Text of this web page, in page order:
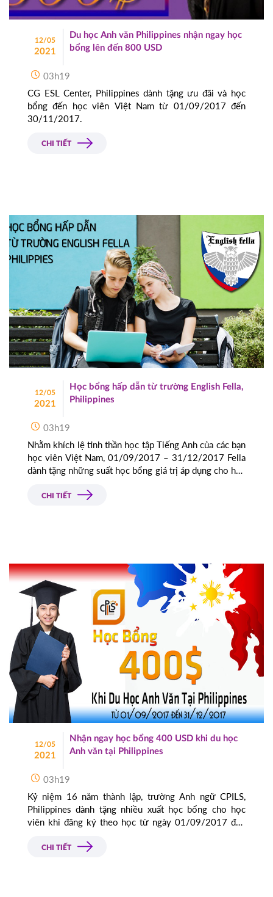
12/05
2021
Du học Anh văn Philippines nhận ngay học
bổng lên đến 800 USD
03h19
CG ESL Center, Philippines dành tặng ưu đãi và học
bổng đến học viên Việt Nam từ 01/09/2017 đến
30/11/2017.
CHI TIẾT
12/05
2021
Học bổng hấp dẫn từ trường English Fella,
Philippines
03h19
Nhằm khích lệ tinh thần học tập Tiếng Anh của các bạn
học viên Việt Nam, 01/09/2017 – 31/12/2017 Fella
dành tặng những suất học bổng giá trị áp dụng cho học
CHI TIẾT
12/05
2021
Nhận ngay học bổng 400 USD khi du học
Anh văn tại Philippines
03h19
Kỷ niệm 16 năm thành lập, trường Anh ngữ CPILS,
Philippines dành tặng nhiều xuất học bổng cho học
viên khi đăng ký theo học từ ngày 01/09/2017 đến
CHI TIẾT